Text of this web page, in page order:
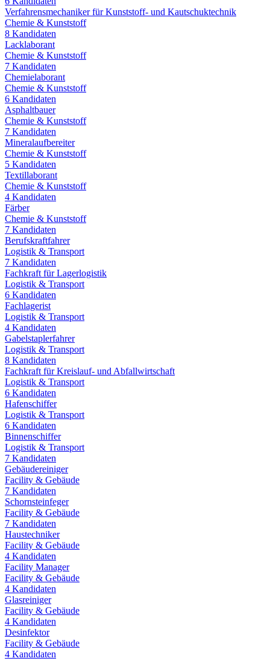
Verfahrensmechaniker für Kunststoff- und Kautschuktechnik
Chemie & Kunststoff
8 Kandidaten
Lacklaborant
Chemie & Kunststoff
7 Kandidaten
Chemielaborant
Chemie & Kunststoff
6 Kandidaten
Asphaltbauer
Chemie & Kunststoff
7 Kandidaten
Mineralaufbereiter
Chemie & Kunststoff
5 Kandidaten
Textillaborant
Chemie & Kunststoff
4 Kandidaten
Färber
Chemie & Kunststoff
7 Kandidaten
Berufskraftfahrer
Logistik & Transport
7 Kandidaten
Fachkraft für Lagerlogistik
Logistik & Transport
6 Kandidaten
Fachlagerist
Logistik & Transport
4 Kandidaten
Gabelstaplerfahrer
Logistik & Transport
8 Kandidaten
Fachkraft für Kreislauf- und Abfallwirtschaft
Logistik & Transport
6 Kandidaten
Hafenschiffer
Logistik & Transport
6 Kandidaten
Binnenschiffer
Logistik & Transport
7 Kandidaten
Gebäudereiniger
Facility & Gebäude
7 Kandidaten
Schornsteinfeger
Facility & Gebäude
7 Kandidaten
Haustechniker
Facility & Gebäude
4 Kandidaten
Facility Manager
Facility & Gebäude
4 Kandidaten
Glasreiniger
Facility & Gebäude
4 Kandidaten
Desinfektor
Facility & Gebäude
4 Kandidaten